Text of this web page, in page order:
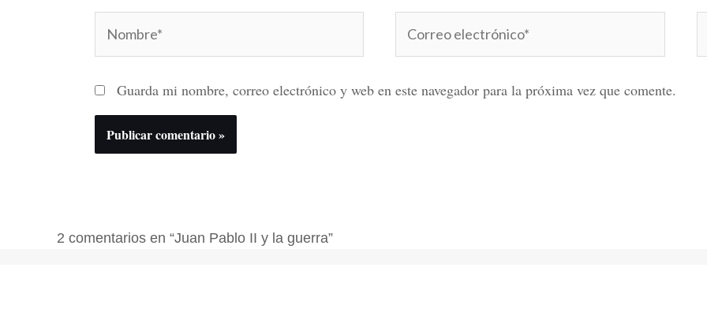
electrónico*
Guarda mi nombre, correo electrónico y web en este navegador para la próxima vez que comente.
2 comentarios en “Juan Pablo II y la guerra”